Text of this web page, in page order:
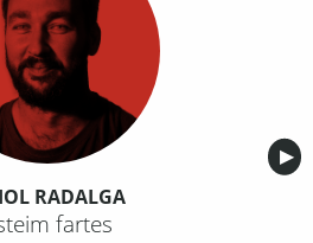
▶︎
RADALGA
fartes